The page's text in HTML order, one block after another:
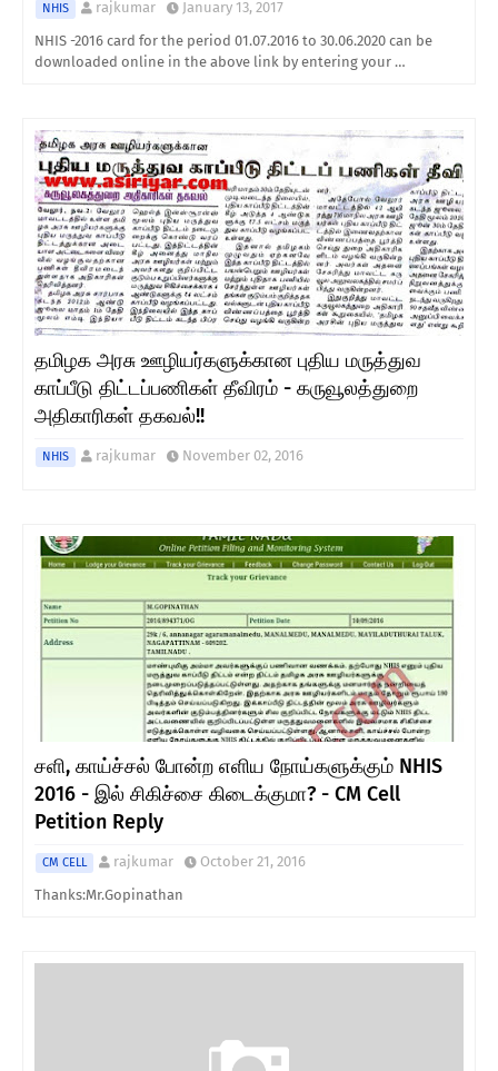
NHIS rajkumar
January 13, 2017
NHIS -2016 card for the period 01.07.2016 to 30.06.2020 can be
downloaded online in the above link by entering your …
தமிழக அரசு ஊழியர்களுக்கான புதிய மருத்துவ
காப்பீடு திட்டப்பணிகள் தீவிரம் - கருவூலத்துறை
அதிகாரிகள் தகவல்!!
NHIS rajkumar November 02, 2016
சளி, காய்ச்சல் போன்ற எளிய நோய்களுக்கும் NHIS
2016 - இல் சிகிச்சை கிடைக்குமா? - CM Cell
Petition Reply
CM CELL rajkumar
October 21, 2016
Thanks:Mr.Gopinathan